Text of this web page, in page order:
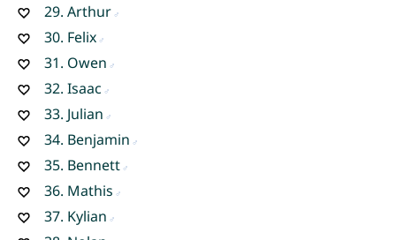
29. Arthur
30. Felix
31. Owen
32. Isaac
33. Julian
34. Benjamin
35. Bennett
36. Mathis
37. Kylian